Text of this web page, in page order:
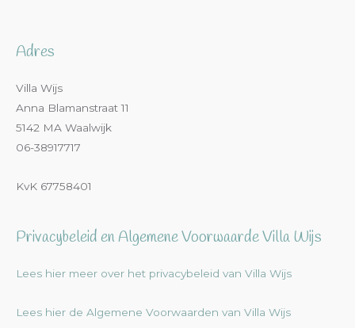
Adres
Villa Wijs
Anna Blamanstraat 11
5142 MA Waalwijk
06-38917717
KvK 67758401
Privacybeleid en Algemene Voorwaarde Villa Wijs
Lees hier meer over het privacybeleid van Villa Wijs
Lees hier de Algemene Voorwaarden van Villa Wijs